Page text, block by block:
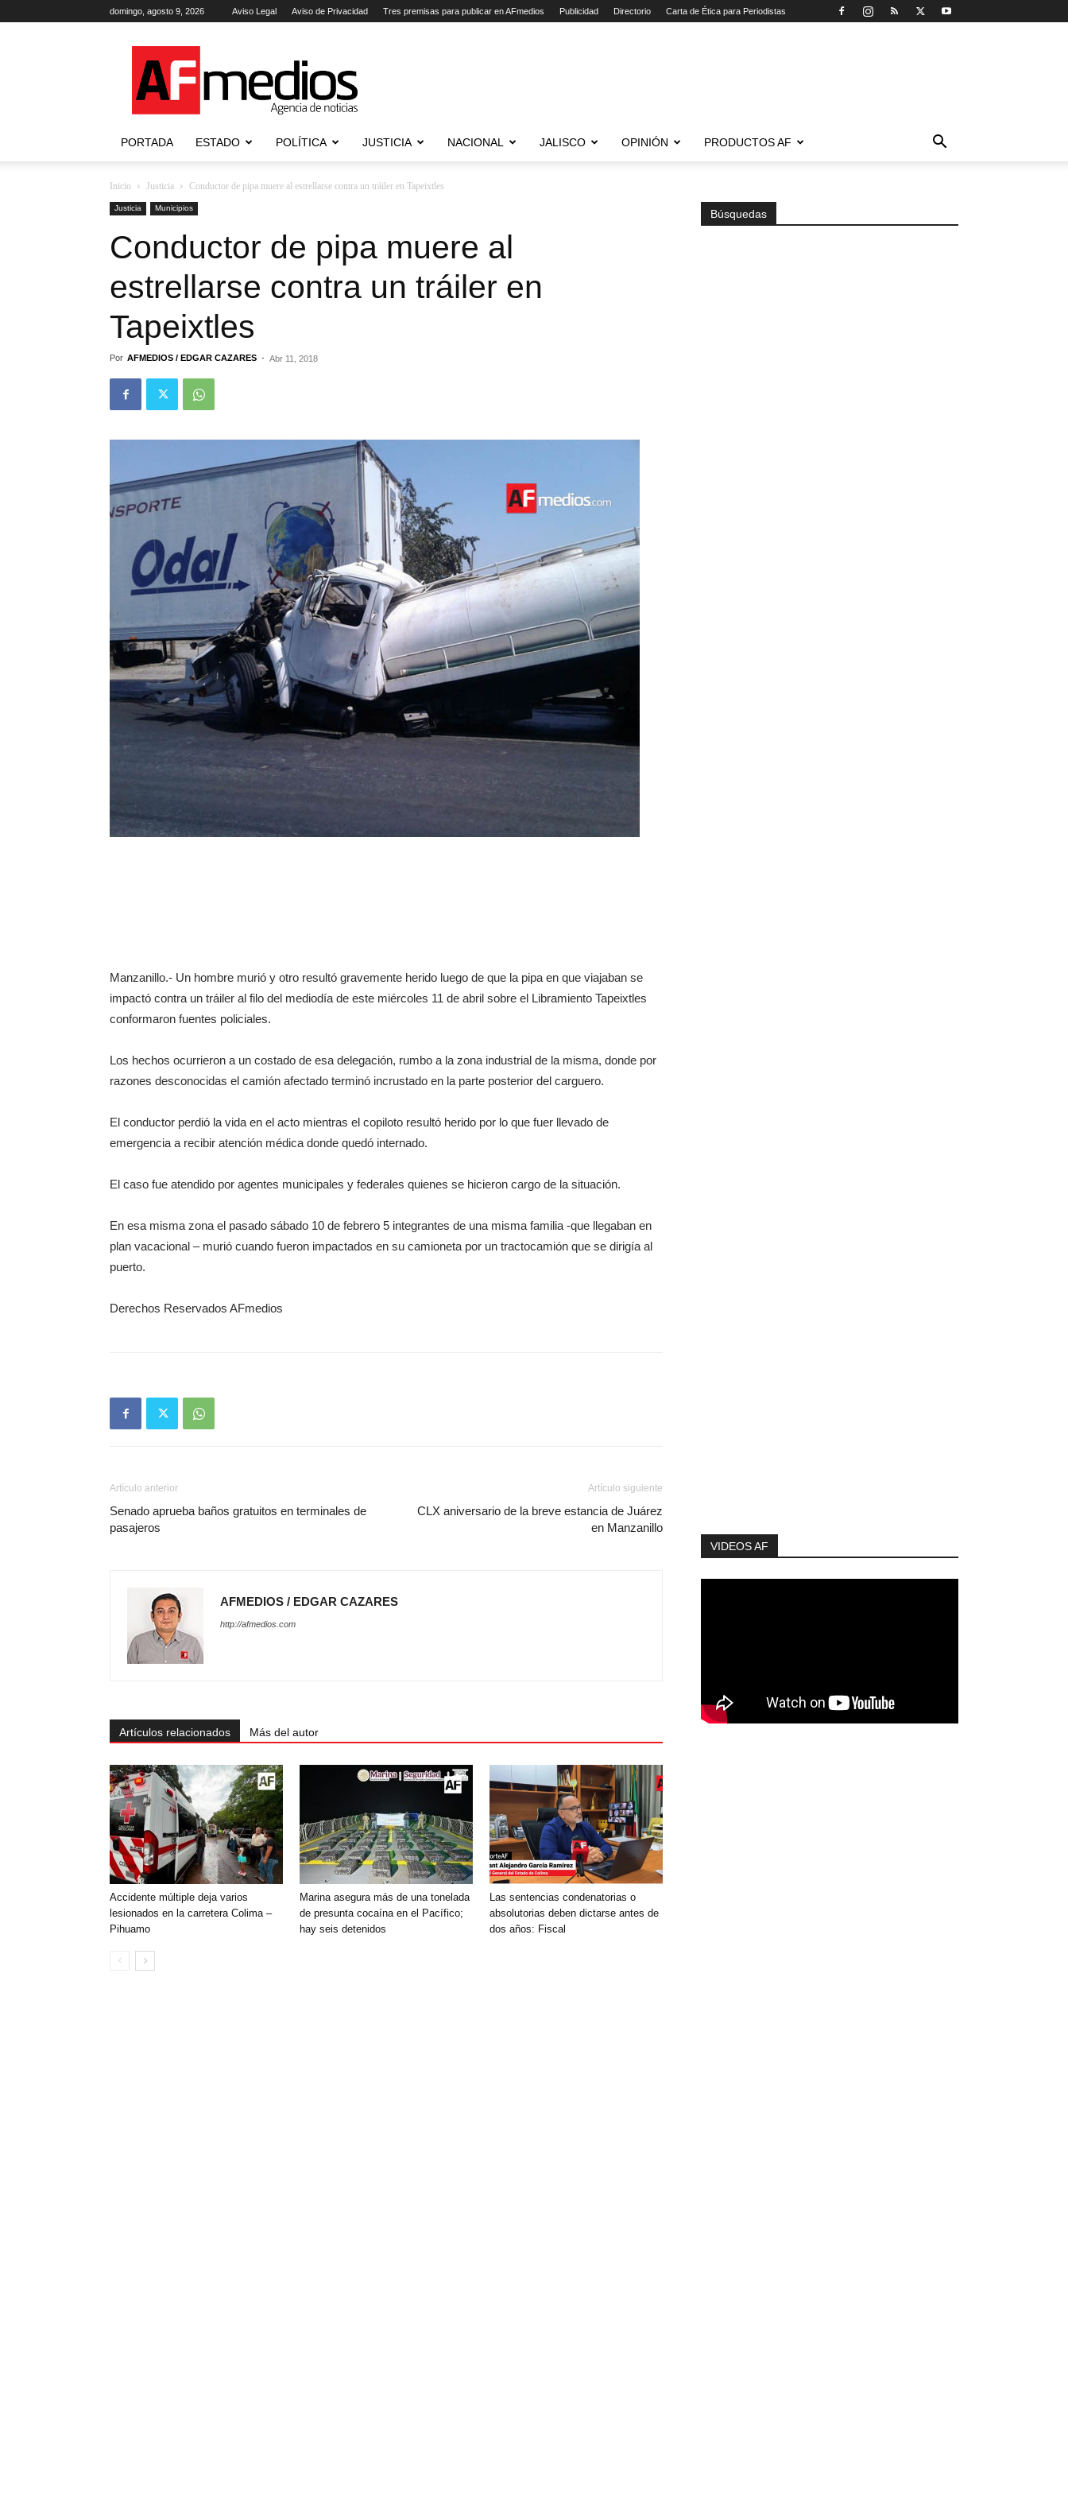
domingo, agosto 9, 2026 Aviso Legal Aviso de Privacidad Tres premisas para publicar en AFmedios Publicidad Directorio Carta de Ética para Periodistas
Agencia
de
Noticias
PORTADA ESTADO POLÍTICA JUSTICIA NACIONAL JALISCO OPINIÓN PRODUCTOS AF
Inicio Justicia Conductor de pipa muere al estrellarse contra un tráiler en Tapeixtles
Justicia Municipios
Conductor de pipa muere al
estrellarse contra un tráiler en
Tapeixtles
Por AFMEDIOS / EDGAR CAZARES - Abr 11, 2018
Manzanillo.- Un hombre murió y otro resultó gravemente herido luego de que la pipa en que viajaban se
impactó contra un tráiler al filo del mediodía de este miércoles 11 de abril sobre el Libramiento Tapeixtles
conformaron fuentes policiales.
Los hechos ocurrieron a un costado de esa delegación, rumbo a la zona industrial de la misma, donde por
razones desconocidas el camión afectado terminó incrustado en la parte posterior del carguero.
El conductor perdió la vida en el acto mientras el copiloto resultó herido por lo que fuer llevado de
emergencia a recibir atención médica donde quedó internado.
El caso fue atendido por agentes municipales y federales quienes se hicieron cargo de la situación.
En esa misma zona el pasado sábado 10 de febrero 5 integrantes de una misma familia -que llegaban en
plan vacacional – murió cuando fueron impactados en su camioneta por un tractocamión que se dirigía al
puerto.
Derechos Reservados AFmedios
Artículo anterior
Senado aprueba baños gratuitos en terminales de
pasajeros
Artículo siguiente
CLX aniversario de la breve estancia de Juárez
en Manzanillo
AFMEDIOS / EDGAR CAZARES
http://afmedios.com
Artículos relacionados Más del autor
Accidente múltiple deja varios
lesionados en la carretera Colima –
Pihuamo
Marina asegura más de una tonelada
de presunta cocaína en el Pacífico;
hay seis detenidos
Las sentencias condenatorias o
absolutorias deben dictarse antes de
dos años: Fiscal
Búsquedas
VIDEOS AF